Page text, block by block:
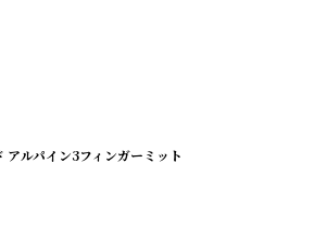
ルパイン3フィンガーミット